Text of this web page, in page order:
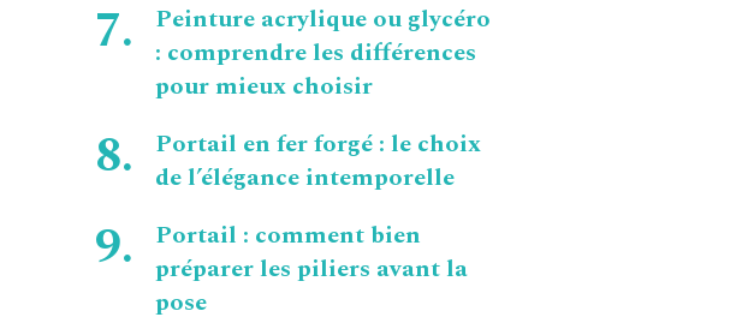
Peinture acrylique ou glycéro
: comprendre les différences
pour mieux choisir
Portail en fer forgé : le choix
de l’élégance intemporelle
Portail : comment bien
préparer les piliers avant la
pose